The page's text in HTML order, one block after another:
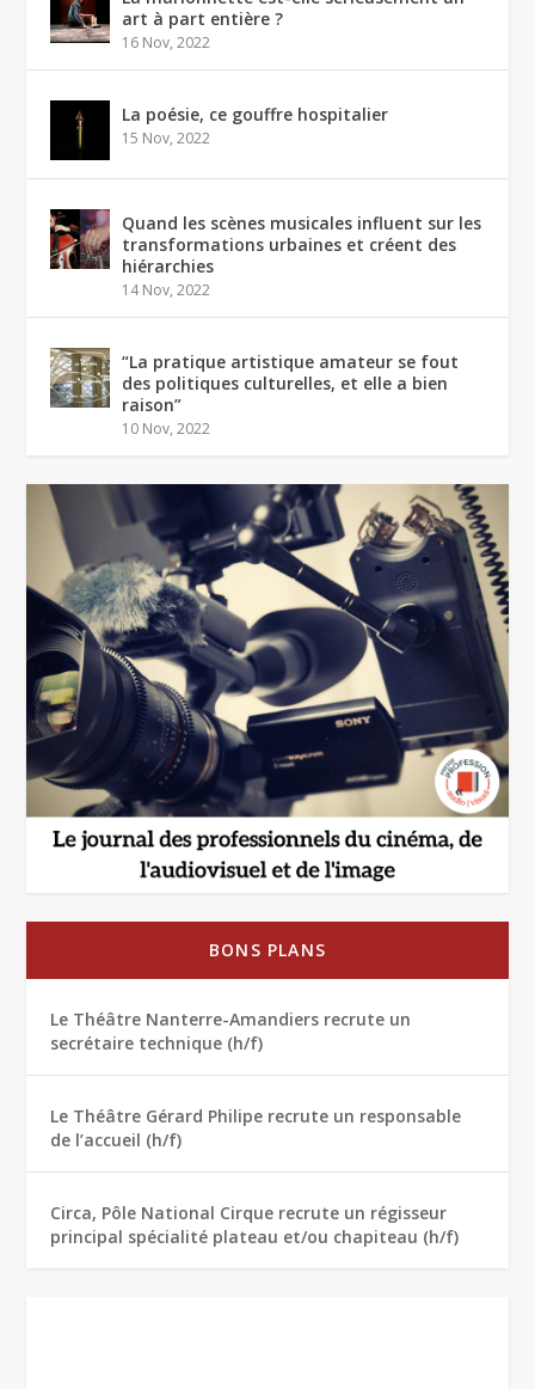
art à part entière ?
16 Nov, 2022
La poésie, ce gouffre hospitalier
15 Nov, 2022
Quand les scènes musicales influent sur les
transformations urbaines et créent des
hiérarchies
14 Nov, 2022
“La pratique artistique amateur se fout
des politiques culturelles, et elle a bien
raison”
10 Nov, 2022
BONS PLANS
Le Théâtre Nanterre-Amandiers recrute un
secrétaire technique (h/f)
Le Théâtre Gérard Philipe recrute un responsable
de l’accueil (h/f)
Circa, Pôle National Cirque recrute un régisseur
principal spécialité plateau et/ou chapiteau (h/f)